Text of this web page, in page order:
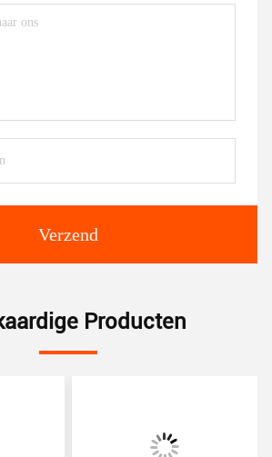
Verzend
Producten